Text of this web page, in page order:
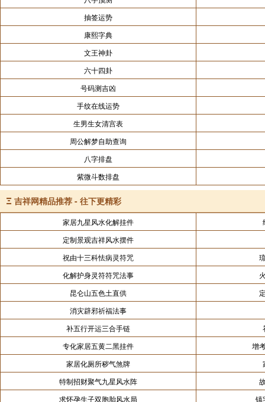
抽签运势
康熙字典
文王神卦
六十四卦
号码测吉凶
手纹在线运势
生男生女清宫表
周公解梦自助查询
八字排盘
紫微斗数排盘
Ξ 吉祥网精品推荐 - 往下更精彩
家居九星风水化解挂件
定制景观吉祥风水摆件
祝由十三科怯病灵符咒
化解护身灵符符咒法事
昆仑山五色土直供
消灾辟邪祈福法事
补五行开运三合手链
专化家居五黄二黑挂件
增
家居化厕所秽气煞牌
特制招财聚气九星风水阵
求怀孕生子双胞胎风水局
镇